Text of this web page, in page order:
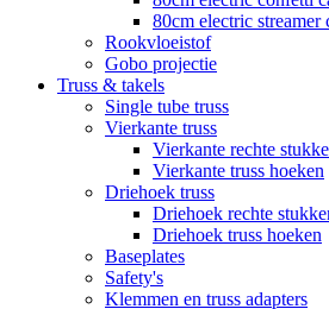
80cm electric streamer
Rookvloeistof
Gobo projectie
Truss & takels
Single tube truss
Vierkante truss
Vierkante rechte
Vierkante truss hoeken
Driehoek truss
Driehoek rechte
Driehoek truss hoeken
Baseplates
Safety's
Klemmen en truss adapters